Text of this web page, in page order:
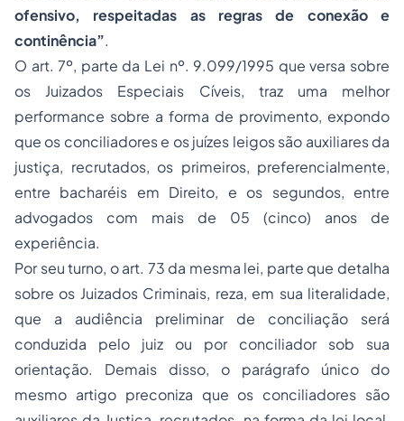
ofensivo, respeitadas as regras de conexão e
continência”.
O art. 7º, parte da Lei nº. 9.099/1995 que versa sobre
os Juizados Especiais Cíveis, traz uma melhor
performance sobre a forma de provimento, expondo
que os conciliadores e os juízes leigos são auxiliares da
justiça, recrutados, os primeiros, preferencialmente,
entre bacharéis em Direito, e os segundos, entre
advogados com mais de 05 (cinco) anos de
experiência.
Por seu turno, o art. 73 da mesma lei, parte que detalha
sobre os Juizados Criminais, reza, em sua literalidade,
que a audiência preliminar de conciliação será
conduzida pelo juiz ou por conciliador sob sua
orientação. Demais disso, o parágrafo único do
mesmo artigo preconiza que os conciliadores são